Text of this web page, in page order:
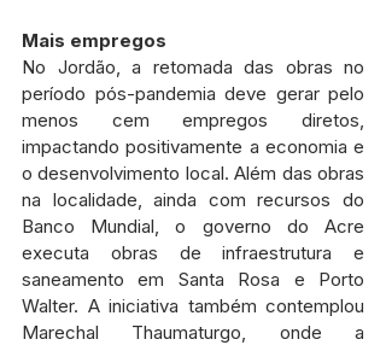
Mais empregos
No Jordão, a retomada das obras no
período pós-pandemia deve gerar pelo
menos cem empregos diretos,
impactando positivamente a economia e
o desenvolvimento local. Além das obras
na localidade, ainda com recursos do
Banco Mundial, o governo do Acre
executa obras de infraestrutura e
saneamento em Santa Rosa e Porto
Walter. A iniciativa também contemplou
Marechal Thaumaturgo, onde a